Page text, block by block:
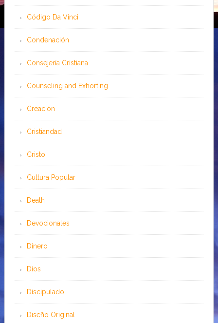
Código Da Vinci
Condenación
Consejería Cristiana
Counseling and Exhorting
Creación
Cristiandad
Cristo
Cultura Popular
Death
Devocionales
Dinero
Dios
Discipulado
Diseño Original